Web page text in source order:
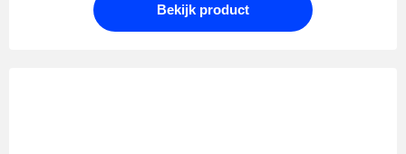
Bekijk product